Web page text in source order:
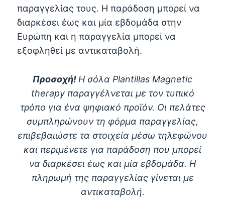
παραγγελίας τους. Η παράδοση μπορεί να
διαρκέσει έως και μία εβδομάδα στην
Ευρώπη και η παραγγελία μπορεί να
εξοφληθεί με αντικαταβολή.
Προσοχή! Η σόλα Plantillas Magnetic
therapy παραγγέλνεται με τον τυπικό
τρόπο για ένα ψηφιακό προϊόν. Οι πελάτες
συμπληρώνουν τη φόρμα παραγγελίας,
επιβεβαιώστε τα στοιχεία μέσω τηλεφώνου
και περιμένετε για παράδοση που μπορεί
να διαρκέσει έως και μία εβδομάδα. Η
πληρωμή της παραγγελίας γίνεται με
αντικαταβολή.